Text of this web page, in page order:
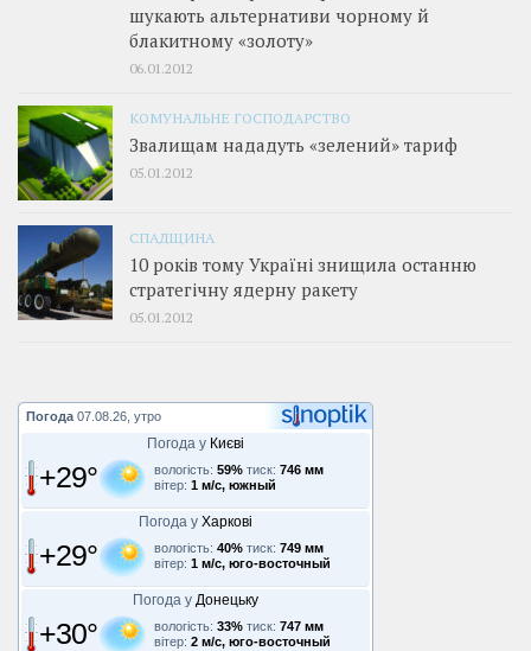
шукають альтернативи чорному й
блакитному «золоту»
06.01.2012
КОМУНАЛЬНЕ ГОСПОДАРСТВО
Звалищам нададуть «зелений» тариф
05.01.2012
СПАДЩИНА
10 років тому Україні знищила останню
стратегічну ядерну ракету
05.01.2012
Погода 07.08.26, утро
Погода у Києві
+29° вологість: 59% тиск: 746 мм
вітер: 1 м/с, южный
Погода у Харкові
+29° вологість: 40% тиск: 749 мм
вітер: 1 м/с, юго-восточный
Погода у Донецьку
+30° вологість: 33% тиск: 747 мм
вітер: 2 м/с, юго-восточный